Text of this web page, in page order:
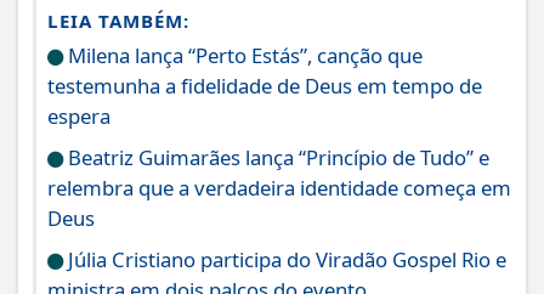
LEIA TAMBÉM:
Milena lança “Perto Estás”, canção que
testemunha a fidelidade de Deus em tempo de
espera
Beatriz Guimarães lança “Princípio de Tudo” e
relembra que a verdadeira identidade começa em
Deus
Júlia Cristiano participa do Viradão Gospel Rio e